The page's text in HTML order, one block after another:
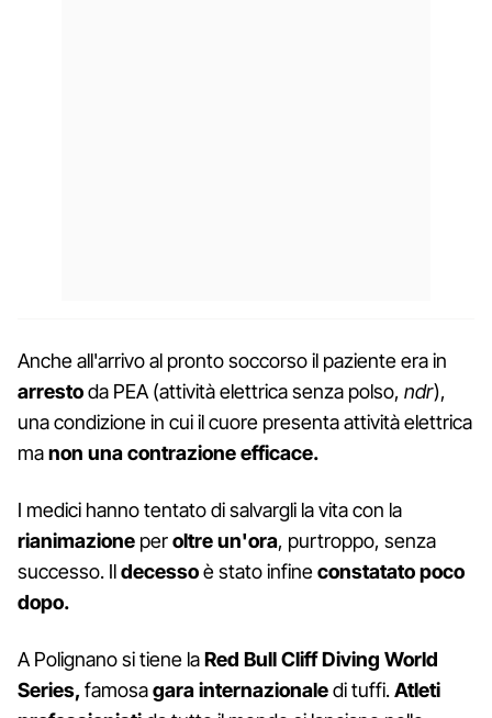
Anche all'arrivo al pronto soccorso il paziente era in
arrestoda PEA (attività elettrica senza polso, ndr),
una condizione in cui il cuore presenta attività elettrica
manon una contrazione efficace.
I medici hanno tentato di salvargli la vita con la
rianimazione peroltre un'ora, purtroppo, senza
successo. Ildecessoè stato infineconstatatopoco
dopo.
A Polignano si tiene laRed Bull Cliff Diving World
Series, famosagara internazionaledi tuffi.Atleti